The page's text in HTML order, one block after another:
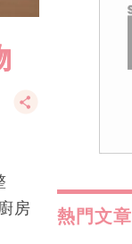
房
熱門文章